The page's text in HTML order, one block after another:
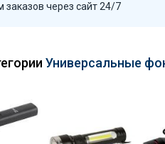
заказов через сайт 24/7
Универсальные